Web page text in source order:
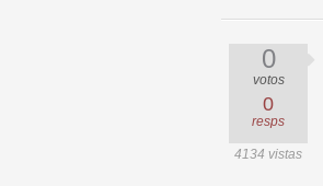
0
votos
0
resps
4134 vistas